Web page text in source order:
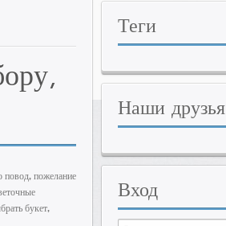
повод, пожелание
букет,
Теги
Наши друзья
Вход